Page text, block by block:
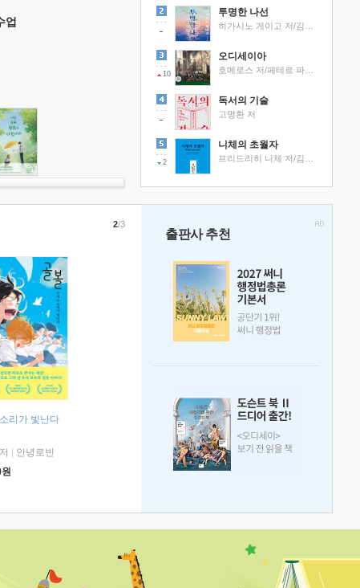
업
투명한 나선
10
오디세이아
독서의 기술
고명환 저
2
니체의 초월자
리가 빛난다
안녕로빈
원
2/3
출판사 추천